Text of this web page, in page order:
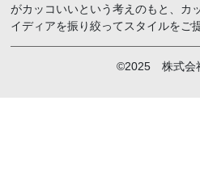
がカッコいいという考えのもと、カ
イディアを振り絞ってスタイルをご
©2025 株式会